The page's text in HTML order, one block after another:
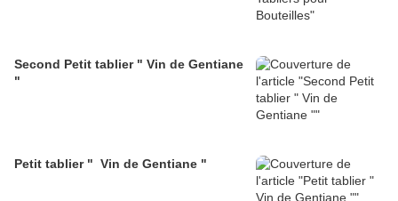
Second Petit tablier " Vin de Gentiane
"
Petit tablier " Vin de Gentiane "